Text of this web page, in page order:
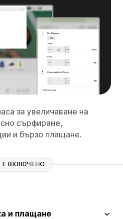
за увеличаване на
сърфиране,
и бързо плащане.
Е ВКЛЮЧЕНО
и плащане